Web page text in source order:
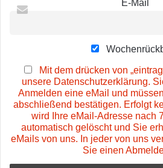
E-Mail
Mit dem drücken von
unsere Datenschutzerklärung.
Anmelden eine eMail und
abschließend bestätigen. Erfolgt
wird Ihre eMail-Adresse nach
automatisch gelöscht und Sie
eMails von uns. In jeder von uns
Sie einen